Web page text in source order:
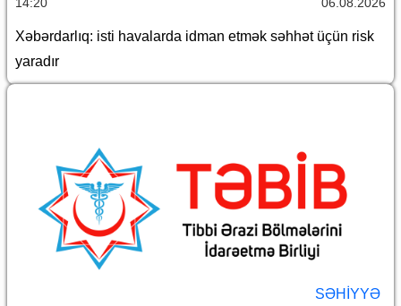
Xəbərdarlıq: isti havalarda idman etmək səhhət üçün risk
yaradır
SƏHIYYƏ